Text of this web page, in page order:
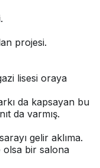
projesi.
lisesi oraya
da kapsayan bu
da varmış.
gelir aklıma.
olsa bir salona